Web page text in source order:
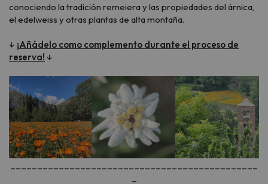
conociendo la tradición remeiera y las propiedades del árnica,
el edelweiss y otras plantas de alta montaña.
↓ ¡Añádelo como complemento durante el proceso de
reserva! ↓